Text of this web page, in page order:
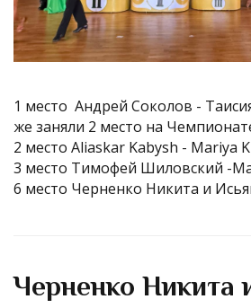
1 место Андрей Соколов -
же заняли 2 место на
2 место Aliaskar Kabysh - Mariya
3 место Тимофей Шиловский -
6 место Черненко Никита и
Черненко Никита